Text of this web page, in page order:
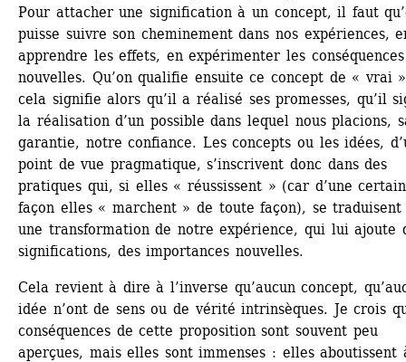
Pour attacher une signification à un concept, il faut
puisse suivre son cheminement dans nos expériences,
apprendre les effets, en expérimenter les conséquences
nouvelles. Qu’on qualifie ensuite ce concept de « vrai
cela signifie alors qu’il a réalisé ses promesses, qu’il
la réalisation d’un possible dans lequel nous placions,
garantie, notre confiance. Les concepts ou les idées,
point de vue pragmatique, s’inscrivent donc dans des
pratiques qui, si elles « réussissent » (car d’une
façon elles « marchent » de toute façon), se
une transformation de notre expérience, qui lui ajoute
significations, des importances nouvelles.
Cela revient à dire à l’inverse qu’aucun concept,
idée n’ont de sens ou de vérité intrinsèques. Je crois
conséquences de cette proposition sont souvent peu
aperçues, mais elles sont immenses : elles aboutissent